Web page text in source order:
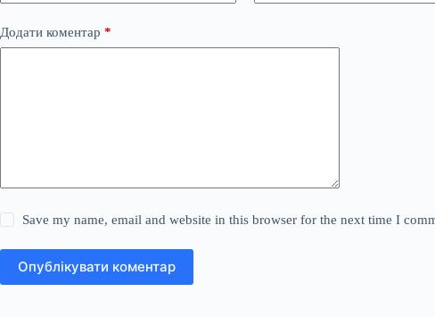
Додати коментар *
Save my name, email and website in this browser for the next time I
Опублікувати коментар